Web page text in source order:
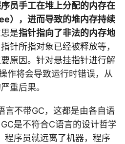
员手工在堆上分配的内存在
），进而导致的堆内存持续
是指针指向了非法的内存地
针所指对象已经被释放等，
原因。针对悬挂指针进行解
作将会导致运行时错误，从
重后果。
言不带GC，这都是由各自语
是不符合C语言的设计哲学
程序员就远离了机器，程序